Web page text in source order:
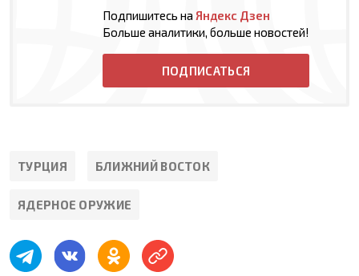
Подпишитесь на Яндекс Дзен
Больше аналитики, больше новостей!
ПОДПИСАТЬСЯ
ТУРЦИЯ БЛИЖНИЙ ВОСТОК
ЯДЕРНОЕ ОРУЖИЕ